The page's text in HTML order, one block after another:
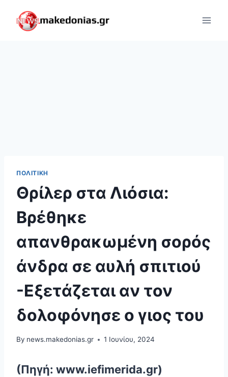
content
ΠΟΛΙΤΙΚΉ
Θρίλερ στα Λιόσια:
Βρέθηκε
απανθρακωμένη σορός
άνδρα σε αυλή σπιτιού
-Εξετάζεται αν τον
δολοφόνησε ο γιος του
By news.makedonias.gr 1 Ιουνίου, 2024
(Πηγή: www.iefimerida.gr)